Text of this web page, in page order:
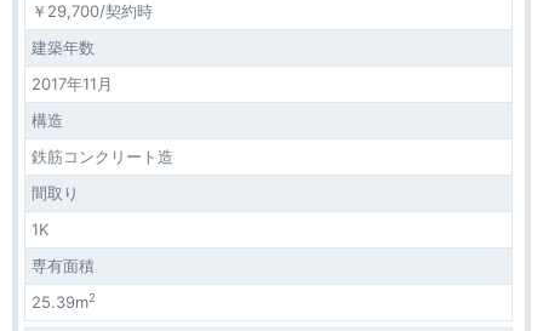
￥29,700/契約時
建築年数
2017年11月
構造
鉄筋コンクリート造
間取り
1K
専有面積
25.39m2